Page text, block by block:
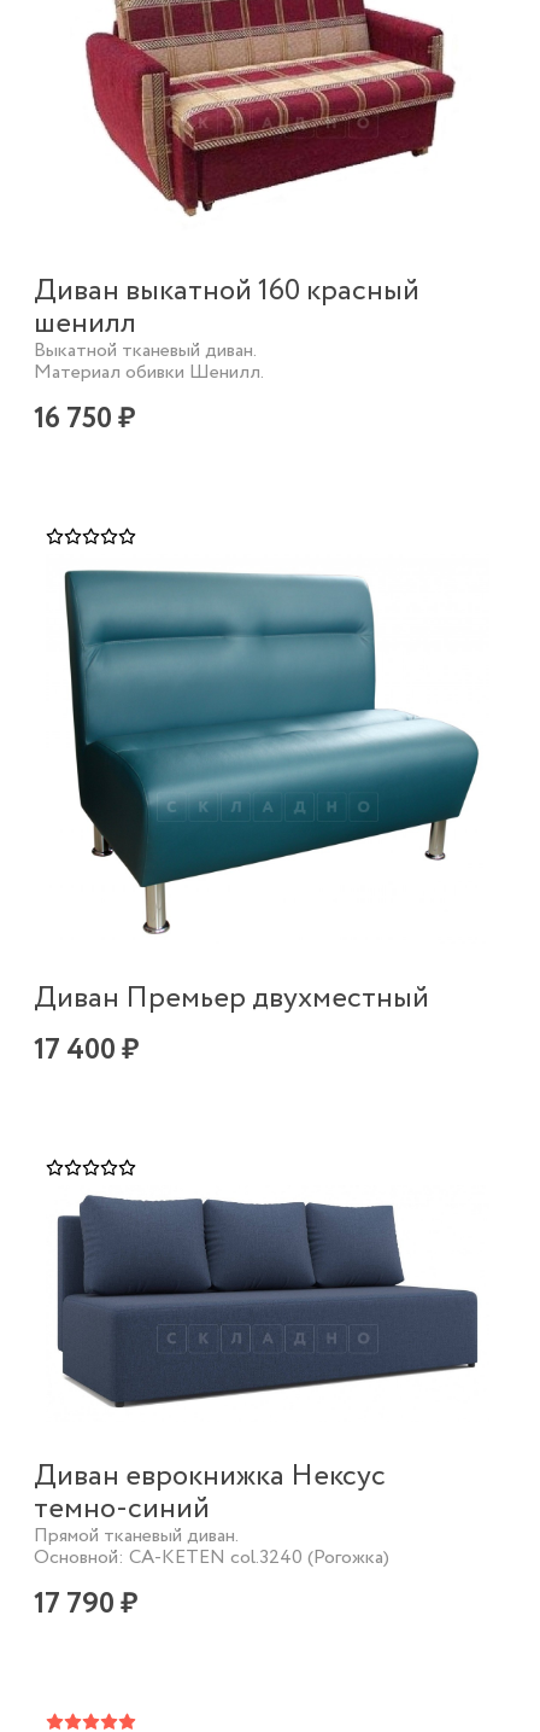
Диван выкатной 160 красный
шенилл
Выкатной тканевый диван.
Материал обивки Шенилл.
16 750 ₽
Диван Премьер двухместный
17 400 ₽
Диван еврокнижка Нексус
темно-синий
Прямой тканевый диван.
Основной: CA-KETEN col.3240 (Рогожка)
17 790 ₽